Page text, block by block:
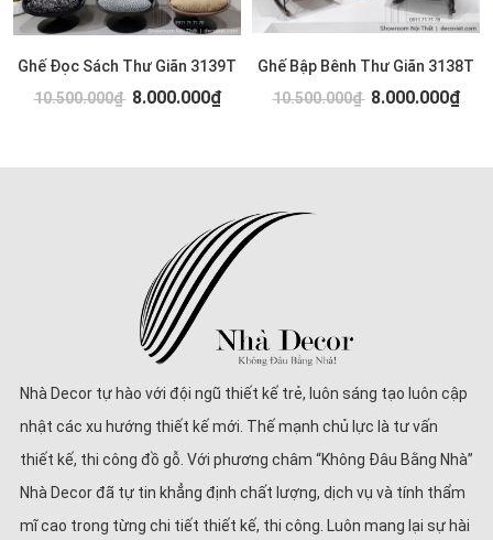
Ghế Đọc Sách Thư Giãn 3139T
10.500.000₫ 8.000.000₫
Ghế Bập Bênh Thư Giãn 3138T
10.500.000₫ 8.000.000₫
Nhà Decor tự hào với đội ngũ thiết kế trẻ, luôn sáng tạo luôn cập
nhật các xu hướng thiết kế mới. Thế mạnh chủ lực là tư vấn
thiết kế, thi công đồ gỗ. Với phương châm “Không Đâu Bằng Nhà”
Nhà Decor đã tự tin khẳng định chất lượng, dịch vụ và tính thẩm
mĩ cao trong từng chi tiết thiết kế, thi công. Luôn mang lại sự hài